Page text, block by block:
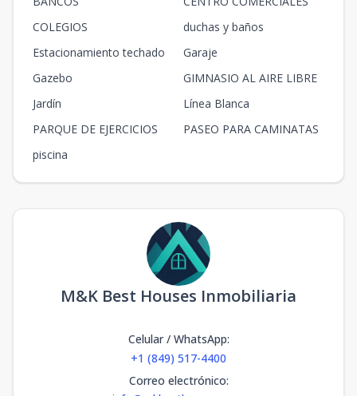
COLEGIOS
duchas y baños
Estacionamiento techado
Garaje
Gazebo
GIMNASIO AL AIRE LIBRE
Jardín
Línea Blanca
PARQUE DE EJERCICIOS
PASEO PARA CAMINATAS
piscina
M&K Best Houses Inmobiliaria
Celular / WhatsApp:
+1 (849) 517-4400
Correo electrónico: